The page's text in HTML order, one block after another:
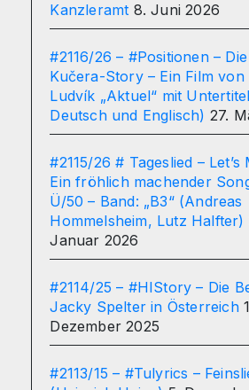
Kanzleramt 8. Juni 2026
#2116/26 – #Positionen –
Kučera-Story – Ein Film von
Ludvík „Aktuel“ mit
Deutsch und Englisch) 27.
#2115/26 # Tageslied – Let’s
Ein fröhlich machender
Ü/50 – Band: „B3“ (Andreas
Hommelsheim, Lutz Halfter)
Januar 2026
#2114/25 – #HIStory – Die
Jacky Spelter in Österreich
Dezember 2025
#2113/15 – #Tulyrics –